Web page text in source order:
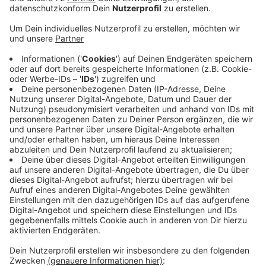
Veröffentlicht:Freitag, 23.07.2021 11:44
Anzeige
Interesse? Dann jetzt registrieren und mit etwas Glück
gibt es auch für Ihre Familie Tickets.
Mehr Infos gibt es hier:
https://koerperwelten.de/stadt/muelheim-an-der-
ruhr/
Anzeige